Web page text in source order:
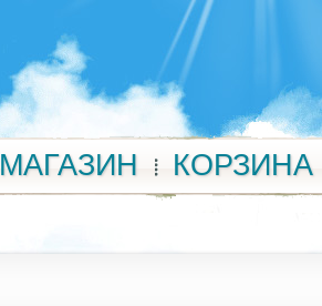
МАГАЗИН КОРЗИНА